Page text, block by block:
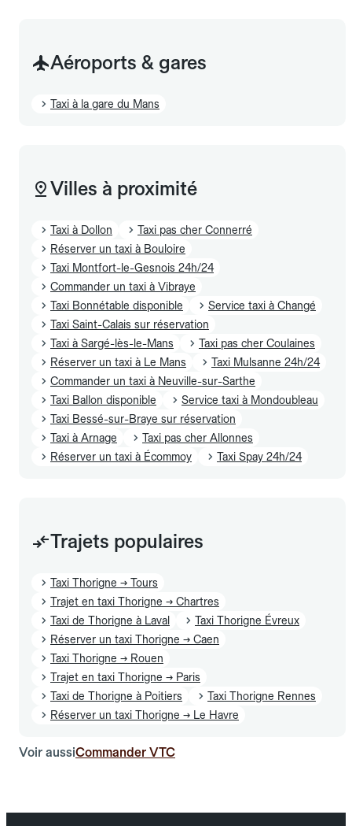
Aéroports & gares
Taxi à la gare du Mans
Villes à proximité
Taxi à Dollon
Taxi pas cher Connerré
Réserver un taxi à Bouloire
Taxi Montfort-le-Gesnois 24h/24
Commander un taxi à Vibraye
Taxi Bonnétable disponible
Service taxi à Changé
Taxi Saint-Calais sur réservation
Taxi à Sargé-lès-le-Mans
Taxi pas cher Coulaines
Réserver un taxi à Le Mans
Taxi Mulsanne 24h/24
Commander un taxi à Neuville-sur-Sarthe
Taxi Ballon disponible
Service taxi à Mondoubleau
Taxi Bessé-sur-Braye sur réservation
Taxi à Arnage
Taxi pas cher Allonnes
Réserver un taxi à Écommoy
Taxi Spay 24h/24
Trajets populaires
Taxi Thorigne → Tours
Trajet en taxi Thorigne → Chartres
Taxi de Thorigne à Laval
Taxi Thorigne Évreux
Réserver un taxi Thorigne → Caen
Taxi Thorigne → Rouen
Trajet en taxi Thorigne → Paris
Taxi de Thorigne à Poitiers
Taxi Thorigne Rennes
Réserver un taxi Thorigne → Le Havre
Voir aussiCommander VTC